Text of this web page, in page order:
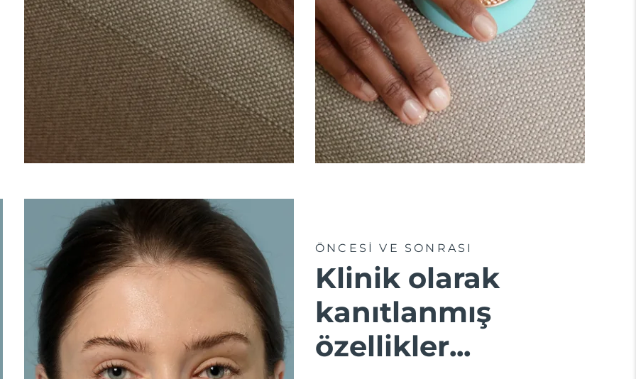
ÖNCESİ VE SONRASI
Klinik olarak
kanıtlanmış
özellikler...